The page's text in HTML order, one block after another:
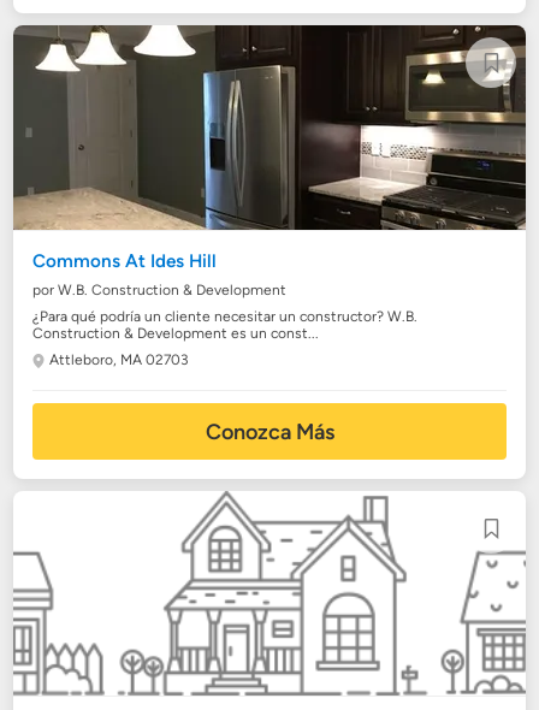
Commons At Ides Hill
por W.B. Construction & Development
¿Para qué podría un cliente necesitar un constructor? W.B.
Construction & Development es un const...
Attleboro, MA 02703
Conozca Más